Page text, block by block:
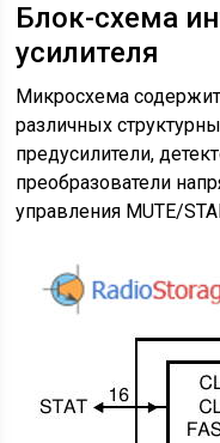
Блок-схема
усилителя
Микросхема
различных
предусилители,
преобразователи
управления MUTE/